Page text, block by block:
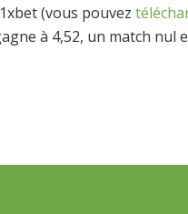
(vous pouvez
à 4,52, un match nul